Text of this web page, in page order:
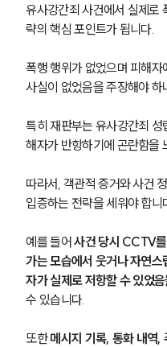
유사강간죄 사건에서 실제로
략의 핵심 포인트가 됩니다.
폭행 행위가 없었으며 피해
사실이 없었음을 주장해야 하
특히 재판부는 유사강간죄 성
해자가 반항하기에 곤란함을
따라서, 객관적 증거와 사건
입증하는 전략을 세워야 합니
예를 들어 사건 당시 CCTV
가는 모습에서 웃거나 자연
자가 실제로 저항할 수 있었
수 있습니다.
또한 메시지 기록, 통화 내역,